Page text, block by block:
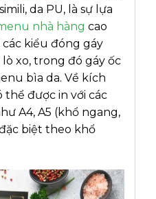
da PU, là sự lựa
nhà hàng cao
các kiểu đóng gáy
xo, trong đó gáy ốc
bìa da. Về kích
thể được in với các
A4, A5 (khổ ngang,
biệt theo khổ